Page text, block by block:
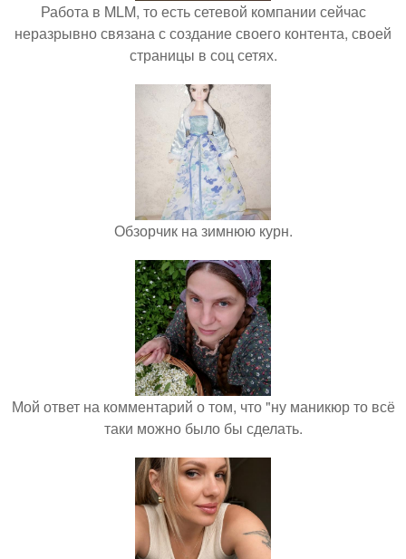
Работа в MLM, то есть сетевой компании сейчас
неразрывно связана с создание своего контента, своей
страницы в соц сетях.
Обзорчик на зимнюю курн.
Мой ответ на комментарий о том, что "ну маникюр то всё
таки можно было бы сделать.